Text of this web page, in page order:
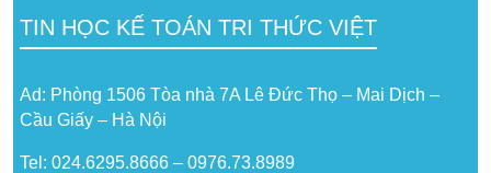
TIN HỌC KẾ TOÁN TRI THỨC VIỆT
Ad: Phòng 1506 Tòa nhà 7A Lê Đức Thọ – Mai Dịch –
Cầu Giấy – Hà Nội
Tel: 024.6295.8666 – 0976.73.8989